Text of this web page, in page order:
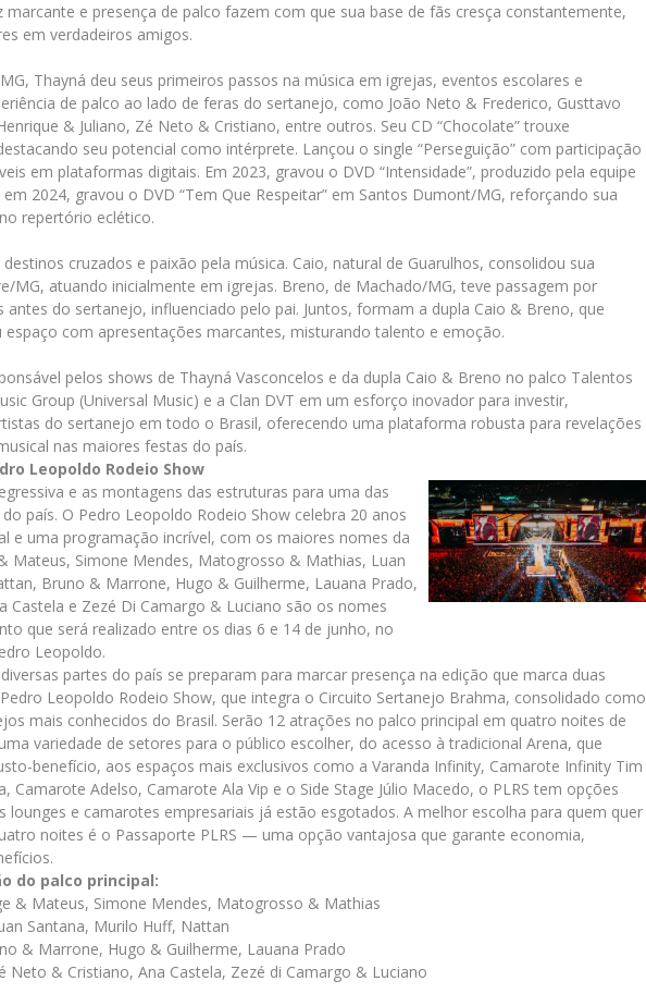
marcante e presença de palco fazem com que sua base de fãs cresça constantemente,
em verdadeiros amigos.
Thayná deu seus primeiros passos na música em igrejas, eventos escolares e
de palco ao lado de feras do sertanejo, como João Neto & Frederico, Gusttavo
& Juliano, Zé Neto & Cristiano, entre outros. Seu CD “Chocolate” trouxe
seu potencial como intérprete. Lançou o single “Perseguição” com participação
em plataformas digitais. Em 2023, gravou o DVD “Intensidade”, produzido pela equipe
2024, gravou o DVD “Tem Que Respeitar” em Santos Dumont/MG, reforçando sua
repertório eclético.
cruzados e paixão pela música. Caio, natural de Guarulhos, consolidou sua
MG, atuando inicialmente em igrejas. Breno, de Machado/MG, teve passagem por
antes do sertanejo, influenciado pelo pai. Juntos, formam a dupla Caio & Breno, que
com apresentações marcantes, misturando talento e emoção.
pelos shows de Thayná Vasconcelos e da dupla Caio & Breno no palco Talentos
Group (Universal Music) e a Clan DVT em um esforço inovador para investir,
do sertanejo em todo o Brasil, oferecendo uma plataforma robusta para revelações
nas maiores festas do país.
Leopoldo Rodeio Show
e as montagens das estruturas para uma das
país. O Pedro Leopoldo Rodeio Show celebra 20 anos
e uma programação incrível, com os maiores nomes da
Mateus, Simone Mendes, Matogrosso & Mathias, Luan
Bruno & Marrone, Hugo & Guilherme, Lauana Prado,
Castela e Zezé Di Camargo & Luciano são os nomes
que será realizado entre os dias 6 e 14 de junho, no
Leopoldo.
partes do país se preparam para marcar presença na edição que marca duas
Leopoldo Rodeio Show, que integra o Circuito Sertanejo Brahma, consolidado como
mais conhecidos do Brasil. Serão 12 atrações no palco principal em quatro noites de
variedade de setores para o público escolher, do acesso à tradicional Arena, que
benefício, aos espaços mais exclusivos como a Varanda Infinity, Camarote Infinity Tim
Camarote Adelso, Camarote Ala Vip e o Side Stage Júlio Macedo, o PLRS tem opções
lounges e camarotes empresariais já estão esgotados. A melhor escolha para quem quer
noites é o Passaporte PLRS — uma opção vantajosa que garante economia,
do palco principal:
& Mateus, Simone Mendes, Matogrosso & Mathias
Santana, Murilo Huff, Nattan
& Marrone, Hugo & Guilherme, Lauana Prado
Neto & Cristiano, Ana Castela, Zezé di Camargo & Luciano